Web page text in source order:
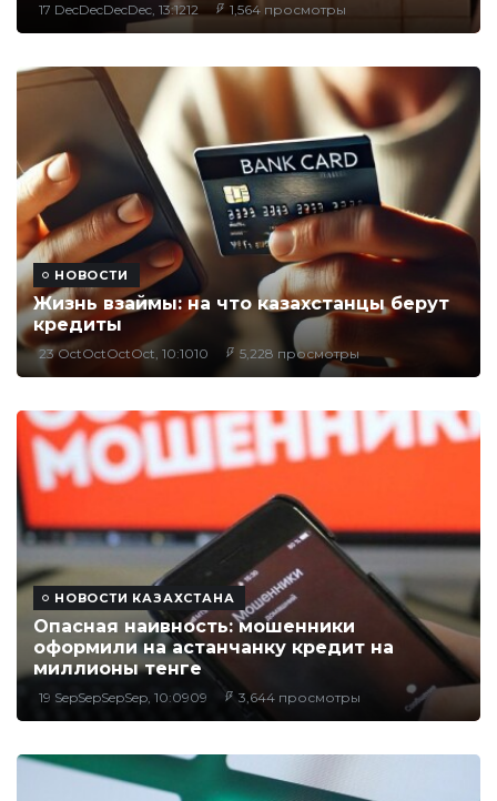
17 DecDecDecDec, 13:1212 1,564 просмотры
НОВОСТИ
Жизнь взаймы: на что казахстанцы берут
кредиты
23 OctOctOctOct, 10:1010 5,228 просмотры
НОВОСТИ КАЗАХСТАНА
Опасная наивность: мошенники
оформили на астанчанку кредит на
миллионы тенге
19 SepSepSepSep, 10:0909 3,644 просмотры